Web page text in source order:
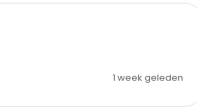
1 week geleden